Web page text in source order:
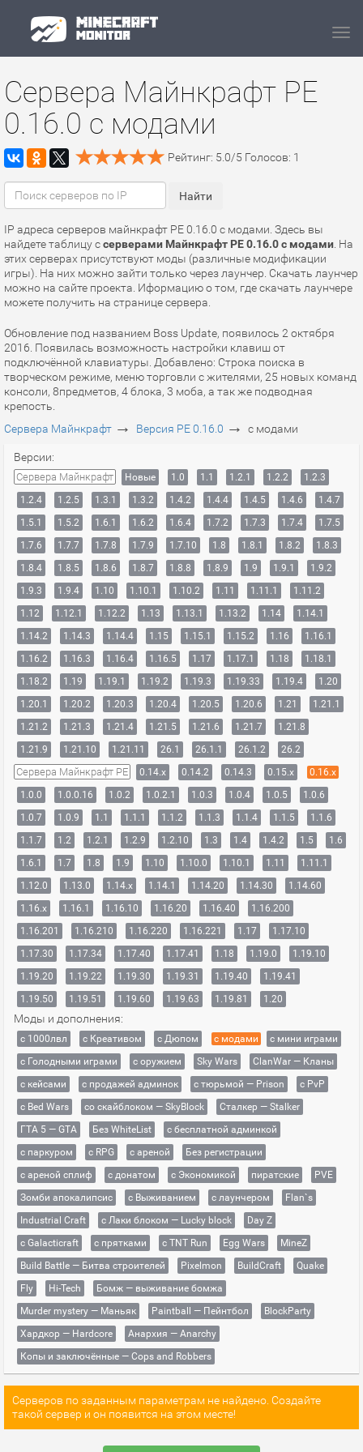
Сервера Майнкрафт PE
0.16.0 с модами
Рейтинг: 5.0/5 Голосов: 1
IP адреса серверов майнкрафт PE 0.16.0 с модами. Здесь вы
найдете таблицу ссерверами Майнкрафт PE 0.16.0 с модами . На
этих серверах присутствуют моды (различные модификации
игры). На них можно зайти только через лаунчер. Скачать лаунчер
можно на сайте проекта. Иформацию о том, где скачать лаунчере
можете получить на странице сервера.
Обновление под названием Boss Update, появилось 2 октября
2016. Появилась возможность настройки клавиш от
подключённой клавиатуры. Добавлено: Строка поиска в
творческом режиме, меню торговли с жителями, 25 новых команд
консоли, 8предметов, 4 блока, 3 моба, а так же подводная
крепость.
Сервера Майнкрафт → Версия PE 0.16.0 → с модами
Версии:
Сервера Майнкрафт Новые 1.0 1.1 1.2.1 1.2.2
1.2.3
1.2.4
1.2.5 1.3.1 1.3.2 1.4.2 1.4.4 1.4.5 1.4.6
1.4.7
1.5.1
1.5.2 1.6.1 1.6.2 1.6.4 1.7.2 1.7.3 1.7.4
1.7.5
1.7.6
1.7.7 1.7.8 1.7.9 1.7.10 1.8 1.8.1 1.8.2
1.8.3
1.8.4
1.8.5 1.8.6 1.8.7 1.8.8 1.8.9 1.9 1.9.1
1.9.2
1.9.3
1.9.4 1.10 1.10.1 1.10.2 1.11 1.11.1
1.11.2
1.12
1.12.1 1.12.2 1.13 1.13.1 1.13.2 1.14
1.14.1
1.14.2
1.14.3 1.14.4 1.15 1.15.1 1.15.2 1.16
1.16.1
1.16.2
1.16.3 1.16.4 1.16.5 1.17 1.17.1 1.18
1.18.1
1.18.2
1.19 1.19.1 1.19.2 1.19.3 1.19.33 1.19.4
1.20
1.20.1
1.20.2 1.20.3 1.20.4 1.20.5 1.20.6 1.21
1.21.1
1.21.2
1.21.3 1.21.4 1.21.5 1.21.6 1.21.7
1.21.8
1.21.9
1.21.10 1.21.11 26.1 26.1.1 26.1.2 26.2
Сервера Майнкрафт PE 0.14.x 0.14.2 0.14.3 0.15.x
0.16.x
1.0.0
1.0.0.16 1.0.2 1.0.2.1 1.0.3 1.0.4 1.0.5
1.0.6
1.0.7
1.0.9 1.1 1.1.1 1.1.2 1.1.3 1.1.4 1.1.5
1.1.6
1.1.7
1.2 1.2.1 1.2.9 1.2.10 1.3 1.4 1.4.2 1.5
1.6
1.6.1
1.7 1.8 1.9 1.10 1.10.0 1.10.1 1.11
1.11.1
1.12.0
1.13.0 1.14.x 1.14.1 1.14.20 1.14.30
1.14.60
1.16.x
1.16.1 1.16.10 1.16.20 1.16.40
1.16.200
1.16.201
1.16.210 1.16.220 1.16.221 1.17
1.17.10
1.17.30
1.17.34 1.17.40 1.17.41 1.18 1.19.0
1.19.10
1.19.20
1.19.22 1.19.30 1.19.31 1.19.40
1.19.41
1.19.50
1.19.51 1.19.60 1.19.63 1.19.81 1.20
Моды и дополнения:
с 1000лвл c Креативом с Дюпом с модами
с мини играми
с Голодными играми
с оружием Sky Wars
ClanWar — Кланы
с кейсами
с продажей админок с тюрьмой — Prison
с PvP
с Bed Wars
со скайблоком — SkyBlock
Сталкер — Stalker
ГТА 5 — GTA
Без WhiteList
с бесплатной админкой
с паркуром
с RPG с ареной
Без регистрации
с ареной сплиф
с донатом с Экономикой пиратские
PVE
Зомби апокалипсис
с Выживанием с лаунчером
Flan`s
Industrial Craft
с Лаки блоком — Lucky block
Day Z
с Galacticraft
с прятками с TNT Run Egg Wars
MineZ
Build Battle — Битва строителей
Pixelmon BuildCraft
Quake
Fly
Hi-Tech
Бомж — выживание бомжа
Murder mystery — Маньяк
Paintball — Пейнтбол
BlockParty
Хардкор — Hardcore
Анархия — Anarchy
Копы и заключённые — Cops and Robbers
Серверов по заданным параметрам не найдено. Создайте
такой сервер и он появится на этом месте!